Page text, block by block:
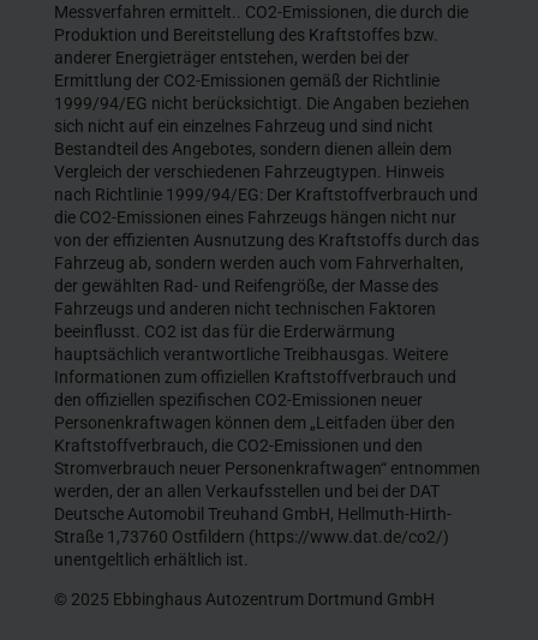
Messverfahren ermittelt.. CO2-Emissionen, die durch die
Produktion und Bereitstellung des Kraftstoffes bzw.
anderer Energieträger entstehen, werden bei der
Ermittlung der CO2-Emissionen gemäß der Richtlinie
1999/94/EG nicht berücksichtigt. Die Angaben beziehen
sich nicht auf ein einzelnes Fahrzeug und sind nicht
Bestandteil des Angebotes, sondern dienen allein dem
Vergleich der verschiedenen Fahrzeugtypen. Hinweis
nach Richtlinie 1999/94/EG: Der Kraftstoffverbrauch und
die CO2-Emissionen eines Fahrzeugs hängen nicht nur
von der effizienten Ausnutzung des Kraftstoffs durch das
Fahrzeug ab, sondern werden auch vom Fahrverhalten,
der gewählten Rad- und Reifengröße, der Masse des
Fahrzeugs und anderen nicht technischen Faktoren
beeinflusst. CO2 ist das für die Erderwärmung
hauptsächlich verantwortliche Treibhausgas. Weitere
Informationen zum offiziellen Kraftstoffverbrauch und
den offiziellen spezifischen CO2-Emissionen neuer
Personenkraftwagen können dem „Leitfaden über den
Kraftstoffverbrauch, die CO2-Emissionen und den
Stromverbrauch neuer Personenkraftwagen“ entnommen
werden, der an allen Verkaufsstellen und bei der DAT
Deutsche Automobil Treuhand GmbH, Hellmuth-Hirth-
Straße 1,73760 Ostfildern (https://www.dat.de/co2/)
unentgeltlich erhältlich ist.
© 2025 Ebbinghaus Autozentrum Dortmund GmbH